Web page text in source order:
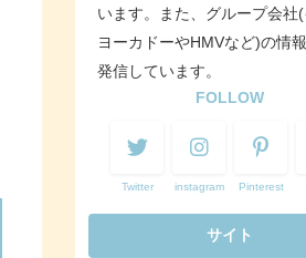
います。また、グループ会社
ヨーカドーやHMVなど)の情
発信しています。
FOLLOW
Twitter instagram Pinterest